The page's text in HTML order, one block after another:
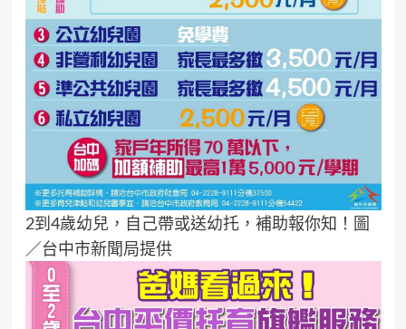
2到4歲幼兒，自己帶或送幼托，補助報你知！圖
／台中市新聞局提供